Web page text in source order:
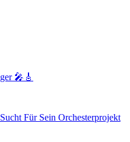
🎤🎸
Für Sein Orchesterprojekt